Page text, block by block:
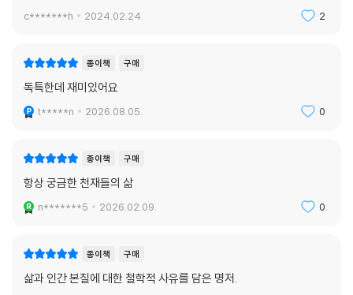
c*******h 2024.02.24. 2
종이책 구매
독특한데 재미있어요
t*****n 2026.08.05. 0
종이책 구매
항상 궁금한 천재들의 삶
n*******5 2026.02.09. 0
종이책 구매
삶과 인간 본질에 대한 철학적 사유를 담은 명저.